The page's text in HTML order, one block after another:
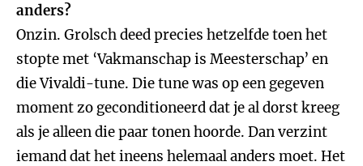
anders?
Onzin. Grolsch deed precies hetzelfde toen het
stopte met ‘Vakmanschap is Meesterschap’ en
die Vivaldi-tune. Die tune was op een gegeven
moment zo geconditioneerd dat je al dorst kreeg
als je alleen die paar tonen hoorde. Dan verzint
iemand dat het ineens helemaal anders moet. Het